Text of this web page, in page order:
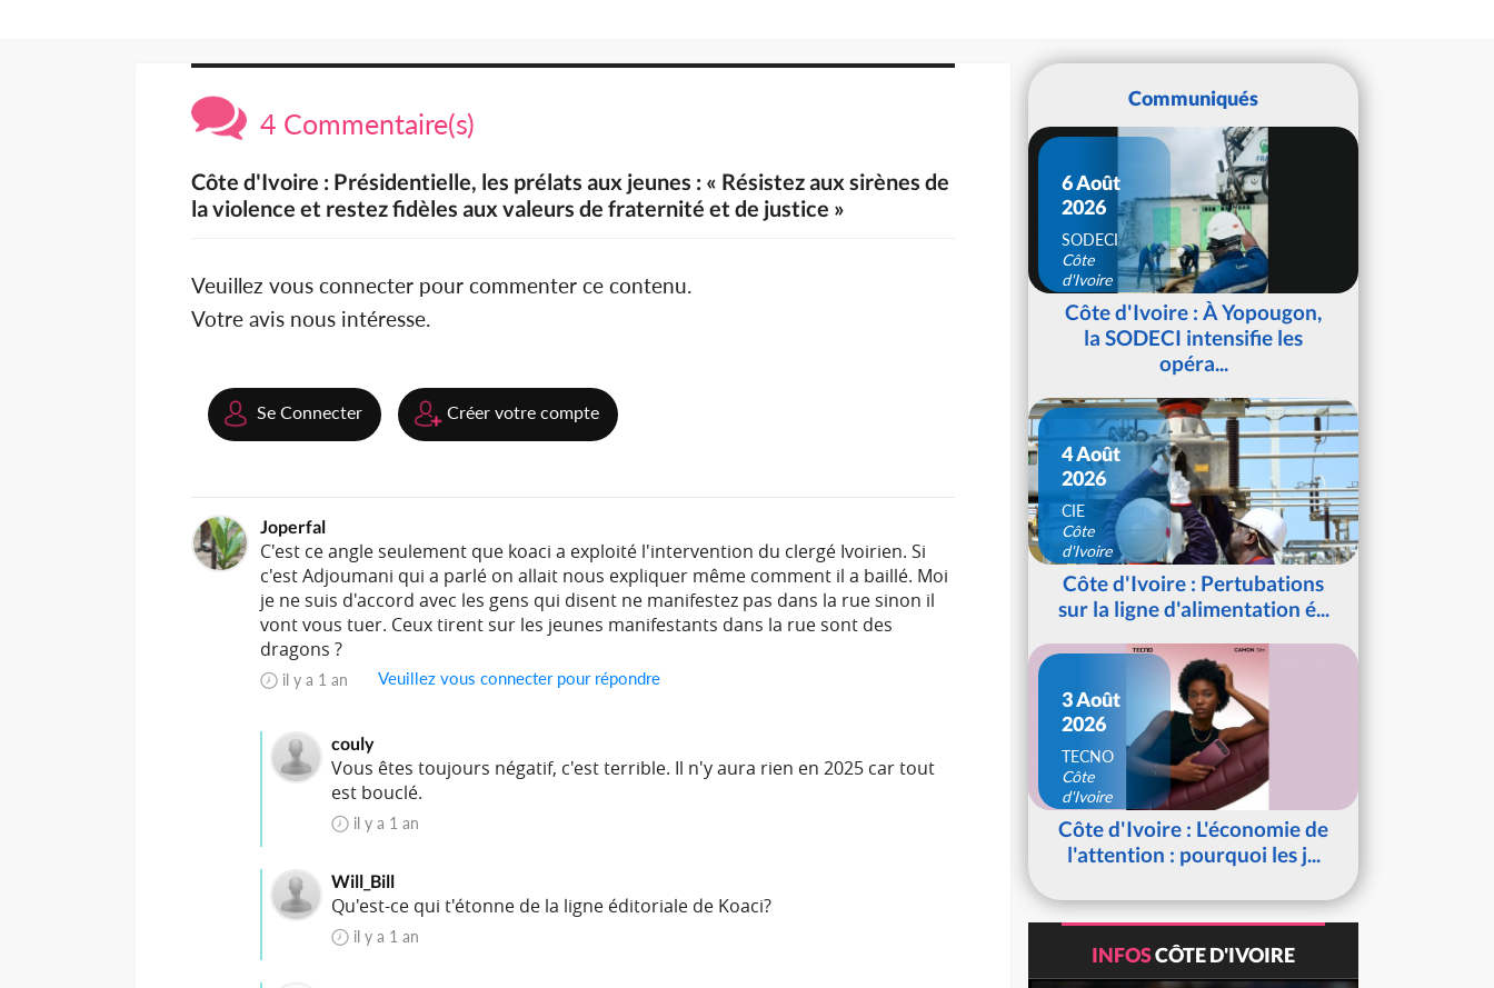
4 Commentaire(s)
Côte d'Ivoire : Présidentielle, les prélats aux jeunes : « Résistez aux sirènes de
la violence et restez fidèles aux valeurs de fraternité et de justice »
Veuillez vous connecter pour commenter ce contenu.
Votre avis nous intéresse.
Se Connecter Créer votre compte
Joperfal
C'est ce angle seulement que koaci a exploité l'intervention du clergé Ivoirien. Si
c'est Adjoumani qui a parlé on allait nous expliquer même comment il a baillé. Moi
je ne suis d'accord avec les gens qui disent ne manifestez pas dans la rue sinon il
vont vous tuer. Ceux tirent sur les jeunes manifestants dans la rue sont des
dragons ?
il y a 1 an Veuillez vous connecter pour répondre
couly
Vous êtes toujours négatif, c'est terrible. Il n'y aura rien en 2025 car tout
est bouclé.
il y a 1 an
Will_Bill
Qu'est-ce qui t'étonne de la ligne éditoriale de Koaci?
il y a 1 an
Communiqués
6 Août
2026
SODECI
Côte
d'Ivoire
Côte d'Ivoire : À Yopougon,
la SODECI intensifie les
opéra...
4 Août
2026
CIE
Côte
d'Ivoire
Côte d'Ivoire : Pertubations
sur la ligne d'alimentation é...
3 Août
2026
TECNO
Côte
d'Ivoire
Côte d'Ivoire : L'économie de
l'attention : pourquoi les j...
INFOSCÔTE D'IVOIRE